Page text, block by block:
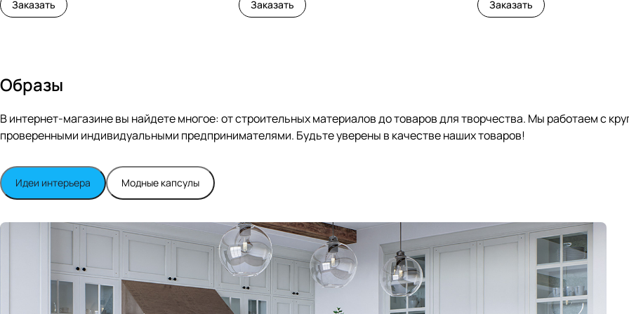
Заказать Заказать Заказать
Образы
В интернет-магазине вы найдете многое: от строительных материалов до товаров для творчества. Мы работаем с
проверенными индивидуальными предпринимателями. Будьте уверены в качестве наших товаров!
Идеи интерьера Модные капсулы